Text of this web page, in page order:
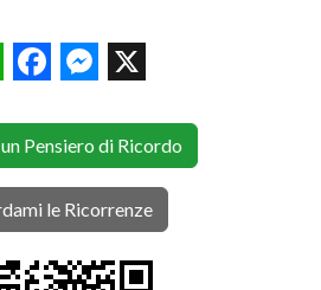
FacebookMessenger
X
Pensiero di Ricordo
le Ricorrenze